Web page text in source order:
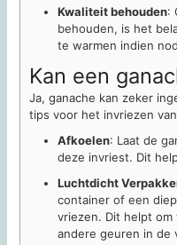
Kwaliteit behouden:
behouden, is het
te warmen indien
Kan een
Ja, ganache kan zeker
tips voor het invriezen
Afkoelen: Laat de
deze invriest. Dit
Luchtdicht
container of een
vriezen. Dit helpt
andere geuren in de